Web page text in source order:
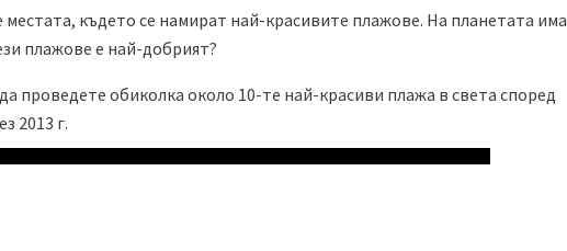
където се намират най-красивите плажове. На планетата има
плажове е най-добрият?
проведете обиколка около 10-те най-красиви плажа в света според
2013 г.